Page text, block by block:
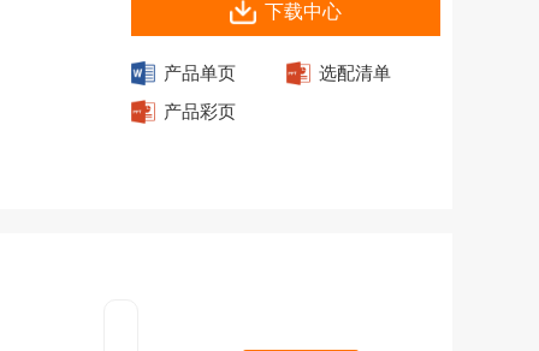
下载中心
产品单页
选配清单
产品彩页